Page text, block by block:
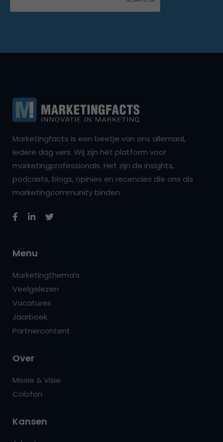
Marketingfacts is een beetje van ons allemaal,
iedere dag vers. Wij zijn hét platform voor
marketingprofessionals. Het zijn de insights,
podcasts, blogs, opinies en recencies die ons als
marketingcommunity binden.
Menu
Marketingthema’s
Veelgelezen
Vacatures
Jaarboek
Partnercontent
Over
Missie & Visie
Colofon
Kansen